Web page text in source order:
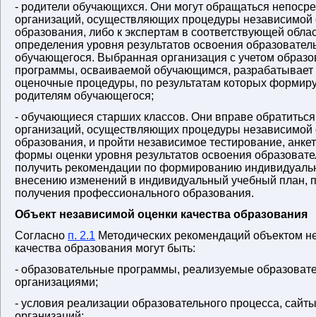
- родители обучающихся. Они могут обращаться
организаций, осуществляющих процедуры независимой
образования, либо к экспертам в соответствующей
определения уровня результатов освоения
обучающегося. Выбранная организация с учетом
программы, осваиваемой обучающимся, разрабатывает
оценочные процедуры, по результатам которых
родителям обучающегося;
- обучающиеся старших классов. Они вправе
организаций, осуществляющих процедуры независимой
образования, и пройти независимое тестирование,
формы оценки уровня результатов освоения
получить рекомендации по формированию
внесению изменений в индивидуальный учебный план,
получения профессионального образования.
Объект независимой оценки качества образования
Согласно п. 2.1 Методических рекомендаций объектом
качества образования могут быть:
- образовательные программы, реализуемые
организациями;
- условия реализации образовательного процесса,